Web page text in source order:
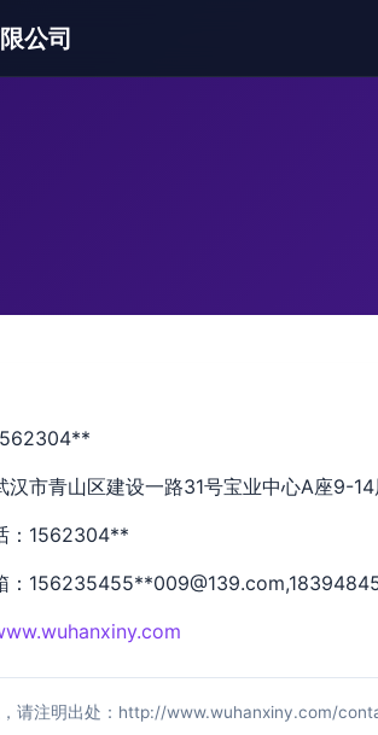
公司
汉市青山区建设一路31号宝业中心A座9-
：1562304**
：156235455**009@139.com
请注明出处：http://www.wuhanxiny.com/